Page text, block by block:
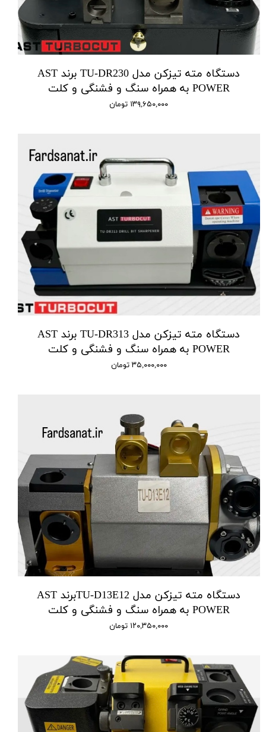
دستگاه مته تیزکن مدل TU-DR230 برند AST
POWER به همراه سنگ و فشنگی و کلت
۱۳۹,۶۵۰,۰۰۰ تومان
دستگاه مته تیزکن مدل TU-DR313 برند AST
POWER به همراه سنگ و فشنگی و کلت
۳۵,۰۰۰,۰۰۰ تومان
دستگاه مته تیزکن مدل TU-D13E12برند AST
POWER به همراه سنگ و فشنگی و کلت
۱۲۰,۳۵۰,۰۰۰ تومان